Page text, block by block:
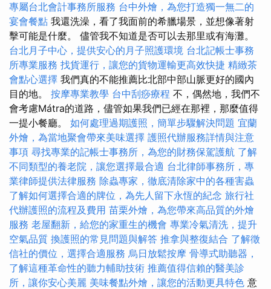
專屬台北會計事務所服務 台中外燴，為您打造獨一無二的
宴會餐點 我還洗澡，看了我面前的希臘場景，並想像著射
擊可能是什麼。 儘管我不知道是否可以去那里或有海灘。
台北月子中心，提供安心的月子照護環境 台北記帳士事務
所專業服務 找貨運行，讓您的貨物運輸更高效快捷 精緻茶
會點心選擇 我們真的不能推薦比北部中部山脈更好的國內
目的地。 按摩專業教學 台中刮痧療程 不，偶然地，我們不
會考慮Mátra的道路，儘管如果我們已經在那裡，那麼值得
一提小餐廳。 如何處理過期護照，簡單步驟解決問題 宜蘭
外燴，為當地聚會帶來美味選擇 護照代辦服務詳情與注意
事項 尋找專業的記帳士事務所，為您的財務保駕護航 了解
不同類型的養老院，讓您選擇最合適 台北律師事務所，專
業律師提供法律服務 除蟲專家，徹底清除家中的各種害蟲
了解如何選擇合適的牌位，為先人留下永恆的紀念 旅行社
代辦護照的流程及費用 苗栗外燴，為您帶來高品質的外燴
服務 老屋翻新，給您的家重生的機會 專業冷氣清洗，提升
空氣品質 換護照的常見問題與解答 推拿與整復結合 了解徵
信社的價位，選擇合適服務 烏日放鬆按摩 骨導式助聽器，
了解這種革命性的聽力輔助技術 推薦值得信賴的醫美診
所，讓你安心美麗 美味餐點外燴，讓您的活動更具特色 意